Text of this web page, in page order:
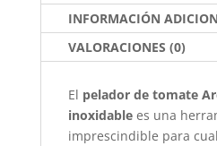
INFORMACIÓN
VALORACIONES (0)
El pelador de tomate
inoxidablees una
imprescindible para